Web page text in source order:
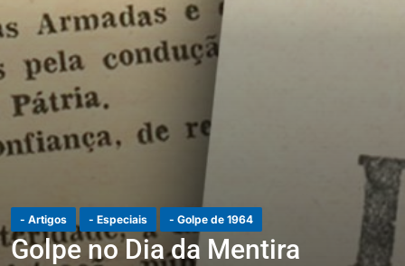
- Artigos - Especiais - Golpe de 1964
Golpe no Dia da Mentira